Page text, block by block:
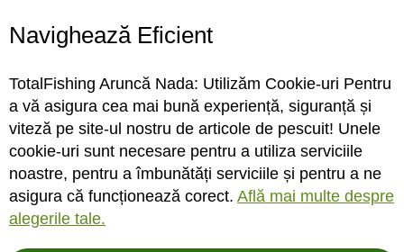
Conecteaza-te
Sa ne cunoastem mai bine. Vino alaturi de noi pe reteaua ta preferata. Te
asteptam cu stiri, surprize, concursuri, premii ...
Navighează Eficient
TotalFishing Aruncă Nada: Utilizăm Cookie-uri Pentru
a vă asigura cea mai bună experiență, siguranță și
viteză pe site-ul nostru de articole de pescuit! Unele
cookie-uri sunt necesare pentru a utiliza serviciile
noastre, pentru a îmbunătăți serviciile și pentru a ne
asigura că funcționează corect. Află mai multe despre
alegerile tale.